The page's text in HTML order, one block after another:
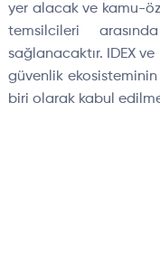
yer alacak ve kamu-
temsilcileri aras
sağlanacaktır. IDEX ve
güvenlik
biri olarak kabul